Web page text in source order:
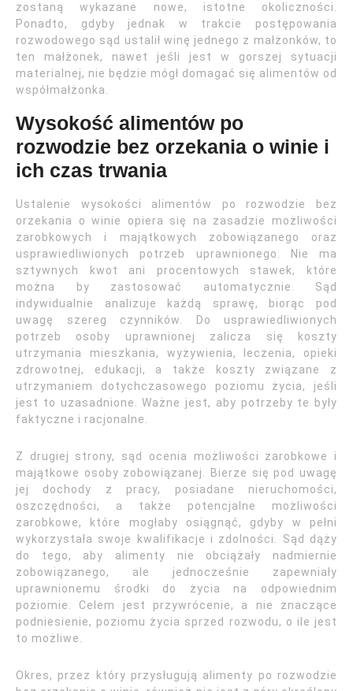
zostaną wykazane nowe, istotne okoliczności.
Ponadto, gdyby jednak w trakcie postępowania
rozwodowego sąd ustalił winę jednego z małżonków, to
ten małżonek, nawet jeśli jest w gorszej sytuacji
materialnej, nie będzie mógł domagać się alimentów od
współmałżonka.
Wysokość alimentów po
rozwodzie bez orzekania o winie i
ich czas trwania
Ustalenie wysokości alimentów po rozwodzie bez
orzekania o winie opiera się na zasadzie możliwości
zarobkowych i majątkowych zobowiązanego oraz
usprawiedliwionych potrzeb uprawnionego. Nie ma
sztywnych kwot ani procentowych stawek, które
można by zastosować automatycznie. Sąd
indywidualnie analizuje każdą sprawę, biorąc pod
uwagę szereg czynników. Do usprawiedliwionych
potrzeb osoby uprawnionej zalicza się koszty
utrzymania mieszkania, wyżywienia, leczenia, opieki
zdrowotnej, edukacji, a także koszty związane z
utrzymaniem dotychczasowego poziomu życia, jeśli
jest to uzasadnione. Ważne jest, aby potrzeby te były
faktyczne i racjonalne.
Z drugiej strony, sąd ocenia możliwości zarobkowe i
majątkowe osoby zobowiązanej. Bierze się pod uwagę
jej dochody z pracy, posiadane nieruchomości,
oszczędności, a także potencjalne możliwości
zarobkowe, które mogłaby osiągnąć, gdyby w pełni
wykorzystała swoje kwalifikacje i zdolności. Sąd dąży
do tego, aby alimenty nie obciążały nadmiernie
zobowiązanego, ale jednocześnie zapewniały
uprawnionemu środki do życia na odpowiednim
poziomie. Celem jest przywrócenie, a nie znaczące
podniesienie, poziomu życia sprzed rozwodu, o ile jest
to możliwe.
Okres, przez który przysługują alimenty po rozwodzie